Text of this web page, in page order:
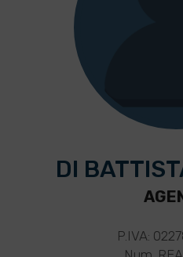
DI
P.IVA: